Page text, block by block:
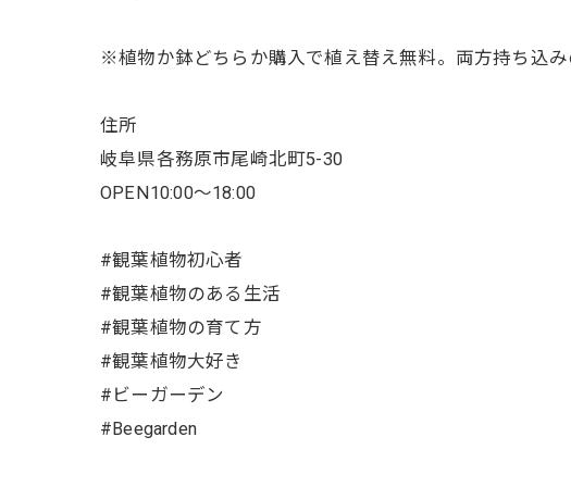
※植物か鉢どちらか購入で植え替え無料。両方持ち込
住所
岐阜県各務原市尾崎北町5-30
OPEN10:00〜18:00
#観葉植物初心者
#観葉植物のある生活
#観葉植物の育て方
#観葉植物大好き
#ビーガーデン
#Beegarden